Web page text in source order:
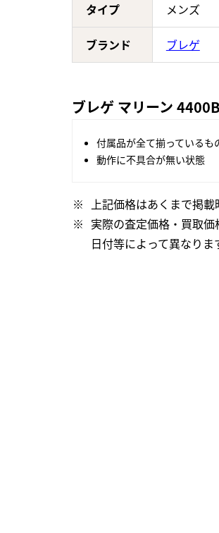
タイプ メンズ
ブランド ブレゲ
ブレゲ マリーン
付属品が全て揃っているも
動作に不具合が無い状態
上記価格はあくまで掲
実際の査定価格・買取
日付等によって異なりま